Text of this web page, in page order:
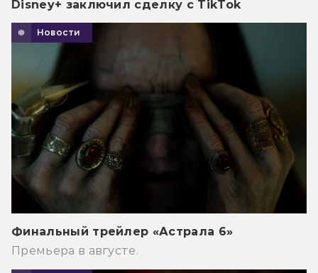
Disney+ заключил сделку с TikTok
Новости
Финальный трейлер «Астрала 6»
Премьера в августе.